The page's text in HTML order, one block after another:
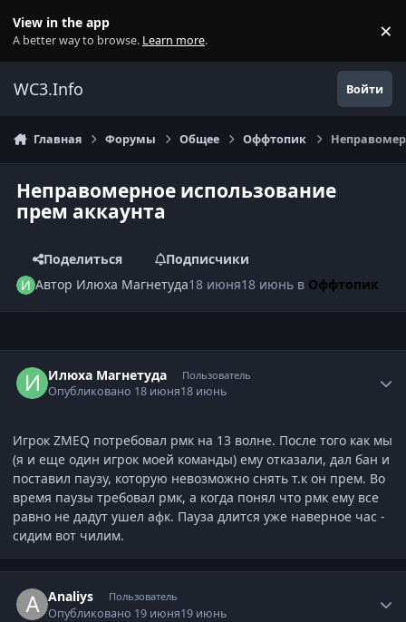
View in the app
A better way to browse. Learn more. ×
WC3.Info Войти
Главная Форумы Общее Оффтопик
Неправомерное использование
прем аккаунта
Поделиться
Подписчики
Автор Илюха Магнетуда18 июня18 июнь в Оффтопик
Илюха Магнетуда Пользователь
Опубликовано 18 июня18 июнь
Игрок ZMEQ потребовал рмк на 13 волне. После того как мы
(я и еще один игрок моей команды) ему отказали, дал бан и
поставил паузу, которую невозможно снять т.к он прем. Во
время паузы требовал рмк, а когда понял что рмк ему все
равно не дадут ушел афк. Пауза длится уже наверное час -
сидим вот чилим.
Analiys Пользователь
Опубликовано 19 июня19 июнь